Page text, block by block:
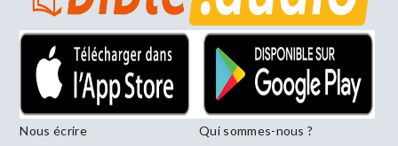
Nous écrire
Qui sommes-nous ?